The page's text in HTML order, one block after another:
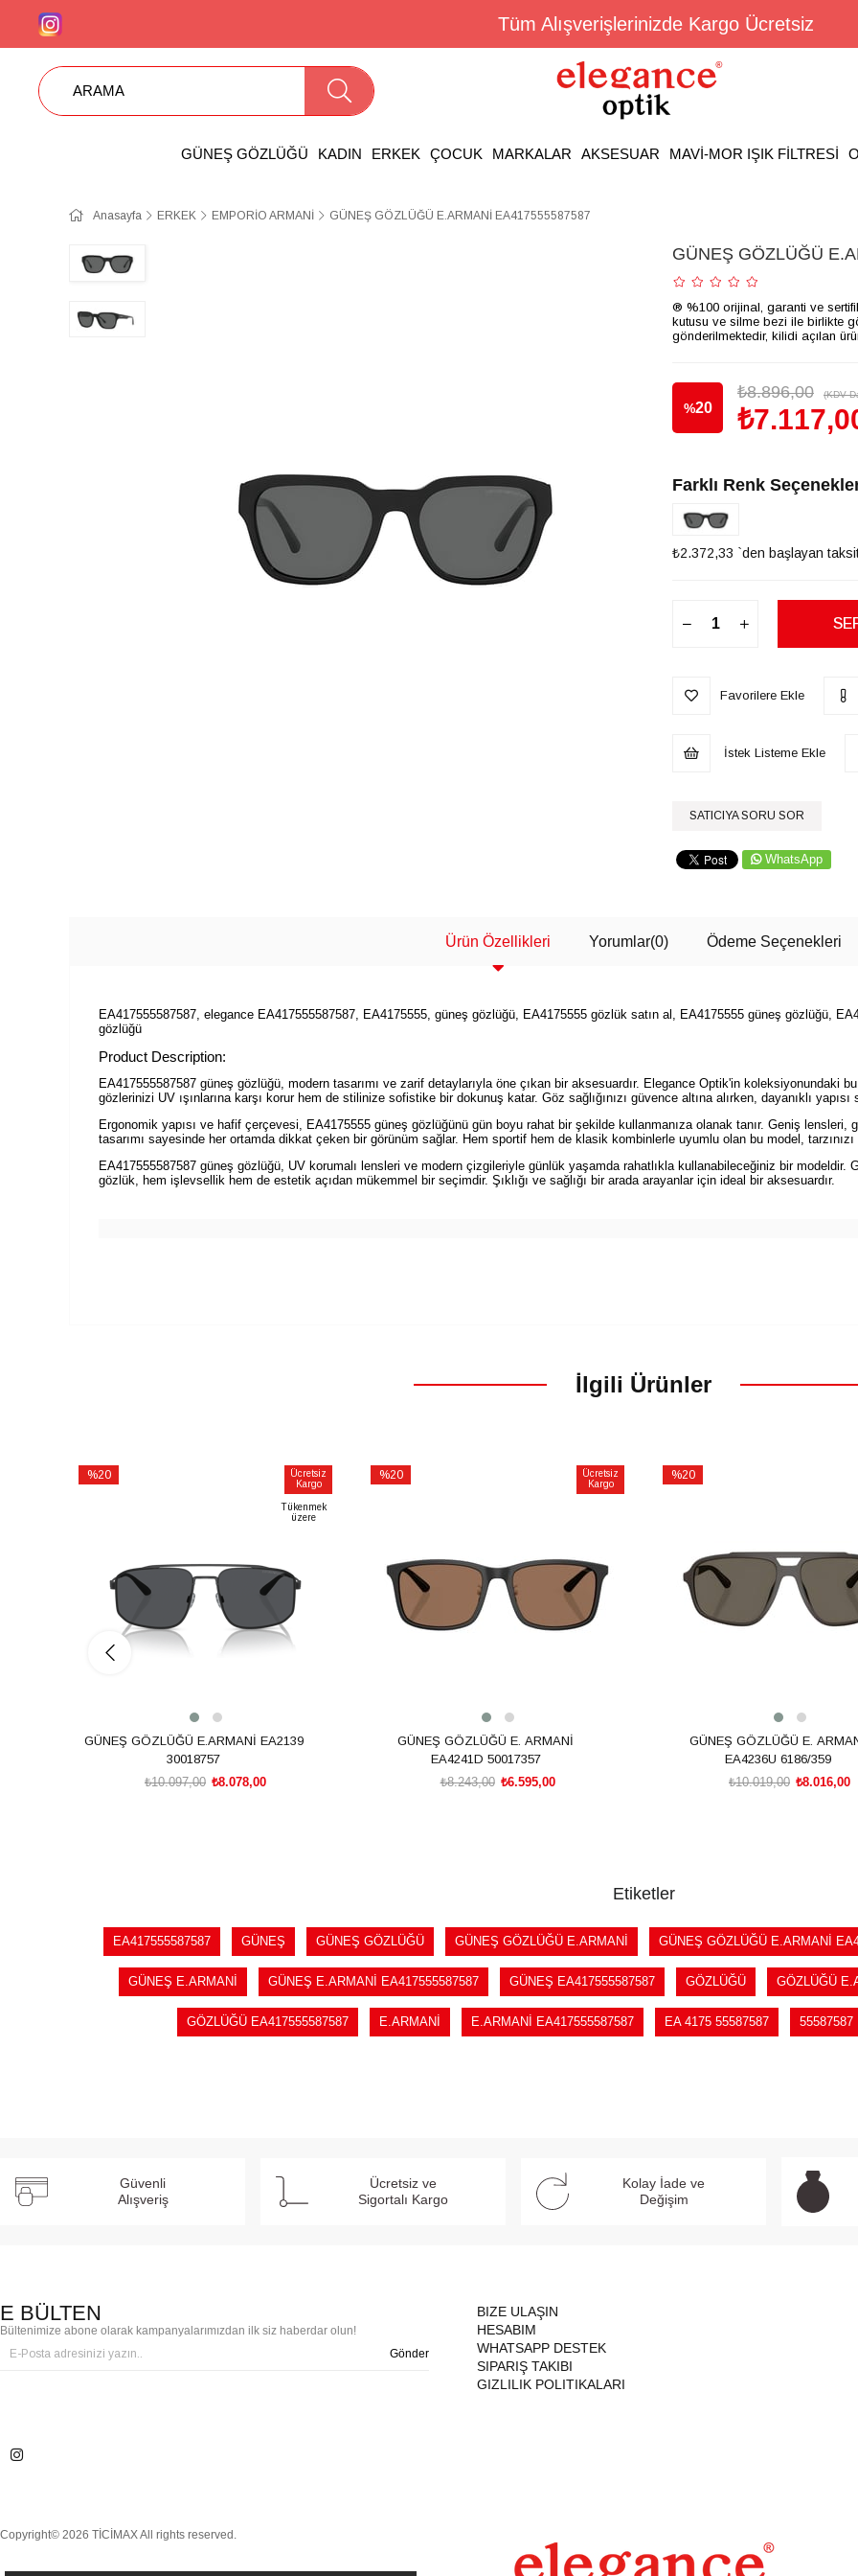
Tüm Alışverişlerinizde Kargo Ücretsiz
GÜNEŞ GÖZLÜĞÜ KADIN ERKEK ÇOCUK MARKALAR AKSESUAR MAVİ-MOR IŞIK FİLTRESİ
Anasayfa ERKEK EMPORİO ARMANİ GÜNEŞ GÖZLÜĞÜ E.ARMANİ EA417555587587
GÜNEŞ GÖZLÜĞÜ
® %100 orijinal, garanti ve
kutusu ve silme bezi ile birlikte
gönderilmektedir, kilidi açılan
%20
₺8.896,00 (KDV
Farklı Renk
₺2.372,33 `den başlayan
Favorilere Ekle
İstek Listeme Ekle
SATICIYA SORU SOR
WhatsApp
Ürün Özellikleri Yorumlar(0) Ödeme Seçenekleri
EA417555587587, elegance EA417555587587, EA4175555, güneş gözlüğü, EA4175555 gözlük satın al, EA4175555 güneş gözlüğü,
gözlüğü
Product Description:
EA417555587587 güneş gözlüğü, modern tasarımı ve zarif detaylarıyla öne çıkan bir aksesuardır. Elegance Optik'in koleksiyonundaki
gözlerinizi UV ışınlarına karşı korur hem de stilinize sofistike bir dokunuş katar. Göz sağlığınızı güvence altına alırken, dayanıklı
Ergonomik yapısı ve hafif çerçevesi, EA4175555 güneş gözlüğünü gün boyu rahat bir şekilde kullanmanıza olanak tanır. Geniş
tasarımı sayesinde her ortamda dikkat çeken bir görünüm sağlar. Hem sportif hem de klasik kombinlerle uyumlu olan bu model,
EA417555587587 güneş gözlüğü, UV korumalı lensleri ve modern çizgileriyle günlük yaşamda rahatlıkla kullanabileceğiniz bir modeldir.
gözlük, hem işlevsellik hem de estetik açıdan mükemmel bir seçimdir. Şıklığı ve sağlığı bir arada arayanlar için ideal bir aksesuardır.
İlgili Ürünler
%20
Ücretsiz
Kargo
Tükenmek
üzere
GÜNEŞ GÖZLÜĞÜ E.ARMANİ EA2139
30018757
₺8.078,00
₺10.097,00
%20
Ücretsiz
Kargo
GÜNEŞ GÖZLÜĞÜ E. ARMANİ
EA4241D 50017357
₺6.595,00
₺8.243,00
%20
GÜNEŞ GÖZLÜĞÜ E.
EA4236U 6186/359
₺8.016,00
₺10.019,00
Etiketler
EA417555587587 GÜNEŞ GÜNEŞ GÖZLÜĞÜ GÜNEŞ GÖZLÜĞÜ E.ARMANİ GÜNEŞ GÖZLÜĞÜ E.ARMANİ
GÜNEŞ E.ARMANİ GÜNEŞ E.ARMANİ EA417555587587 GÜNEŞ EA417555587587 GÖZLÜĞÜ GÖZLÜĞÜ
GÖZLÜĞÜ EA417555587587 E.ARMANİ E.ARMANİ EA417555587587 EA 4175 55587587 55587587
Güvenli
Alışveriş
Ücretsiz ve
Sigortalı Kargo
Kolay İade ve
Değişim
E BÜLTEN
Bültenimize abone olarak kampanyalarımızdan ilk siz haberdar olun!
Gönder
BIZE ULAŞIN
HESABIM
WHATSAPP DESTEK
SIPARIŞ TAKIBI
GIZLILIK POLITIKALARI
Copyright© 2026 TİCİMAX All rights reserved.